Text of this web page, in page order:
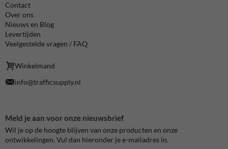
Contact
Over ons
Nieuws en Blog
Levertijden
Veelgestelde vragen / FAQ
Winkelmand
info@trafficsupply.nl
Meld je aan voor onze nieuwsbrief
Wil je op de hoogte blijven van onze producten en onze
ontwikkelingen. Vul dan hieronder je e-mailadres in.